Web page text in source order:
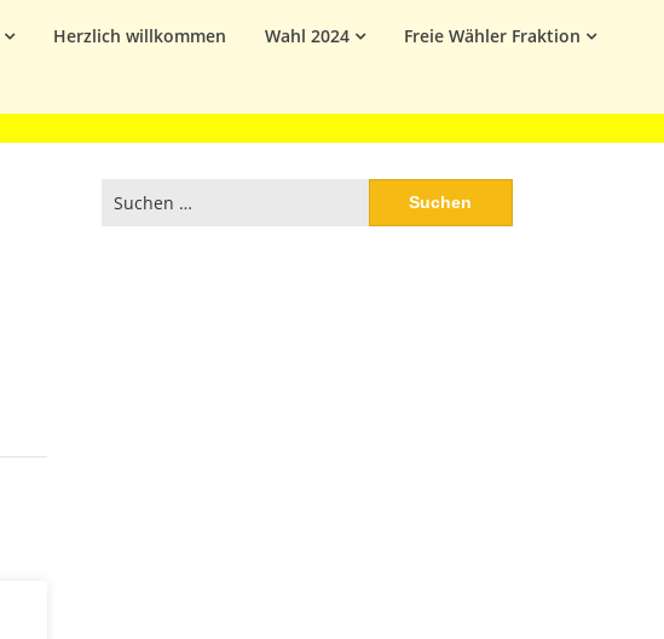
Herzlich willkommen Wahl 2024 Freie Wähler Fraktion